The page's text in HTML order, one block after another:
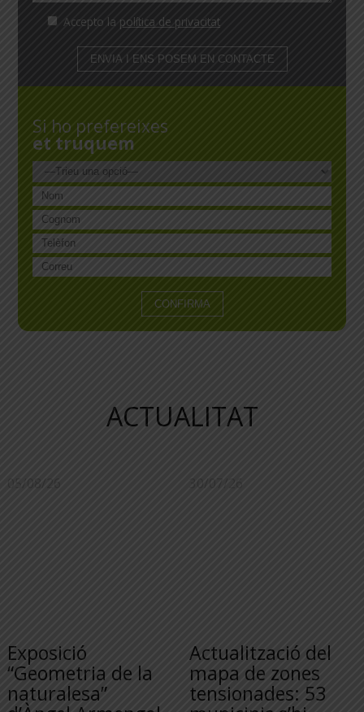
Accepto la política de privacitat
Si ho prefereixes
et truquem
ACTUALITAT
05/08/26
Exposició
“Geometria de la
naturalesa”
30/07/26
Actualització del
mapa de zones
tensionades: 53